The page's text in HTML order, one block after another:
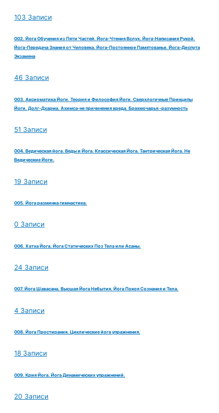
103 Записи
002. Йога Обучения из Пяти Частей. Йога-Чтения Вслух. Йога-Написания Рукой.
Йога-Передача Знания от Человека. Йога-Постоянное Памятованье. Йога-Диспута
Экзамена
46 Записи
003. Аксиоматика Йоги. Теория и Философия Йоги. Сверхлогичные Принципы
Йоги. Долг-Дхарма. Ахимса-не причинения вреда. Брахмочарья -разумность
51 Записи
004. Ведическая йога. Веды и Йога. Классическая Йога. Тантрическая Йога. Не
Ведические Йоги.
19 Записи
005. Йога разминка гимнастика.
0 Записи
006. Хатха Йога. Йога Статических Поз Тела или Асаны.
24 Записи
007. Йога Шавасана. Высшая Йога Небытия. Йога Покоя Сознания и Тела.
4 Записи
008. Йога Простирания. Циклические йога упражнения.
18 Записи
009. Крия Йога. Йога Динамических упражнений.
20 Записи